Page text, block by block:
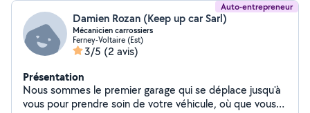
Auto-entrepreneur
Damien Rozan (Keep up car Sarl)
Mécanicien carrossiers
Ferney-Voltaire (Est)
3/5 (2 avis)
Présentation
Nous sommes le premier garage qui se déplace jusqu'à
vous pour prendre soin de votre véhicule, où que vous